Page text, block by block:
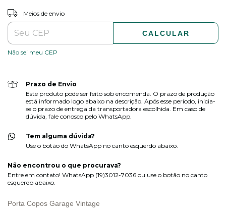
Entregas para o CEP:
Meios de envio
CALCULAR
Não sei meu CEP
Prazo de Envio
Este produto pode ser feito sob encomenda. O prazo de produção
está informado logo abaixo na descrição. Após esse período, inicia-
se o prazo de entrega da transportadora escolhida. Em caso de
dúvida, fale conosco pelo WhatsApp.
Tem alguma dúvida?
Use o botão do WhatsApp no canto esquerdo abaixo.
Não encontrou o que procurava?
Entre em contato! WhatsApp (19)3012-7036 ou use o botão no canto
esquerdo abaixo.
Porta Copos Garage Vintage